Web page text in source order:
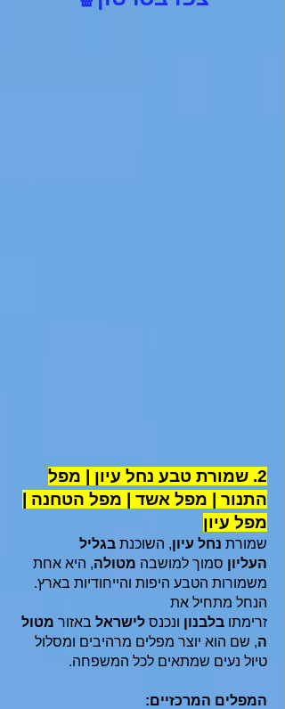
2. שמורת טבע נחל עיון | מפל
התנור | מפל אשד | מפל הטחנה |
מפל עיון
שמורת נחל עיון, השוכנת בגליל
העליון סמוך למושבה מטולה, היא אחת
משמורות הטבע היפות והייחודיות בארץ.
הנחל מתחיל את
זרימתו בלבנון ונכנס לישראל באזור מטול
ה, שם הוא יוצר מפלים מרהיבים ומסלול
טיול נעים שמתאים לכל המשפחה.
המפלים המרכזיים: